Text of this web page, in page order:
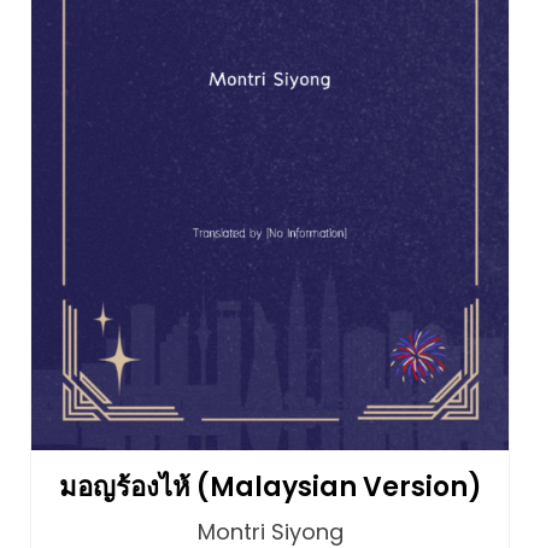
มอญร้องไห้ (Malaysian Version)
Montri Siyong